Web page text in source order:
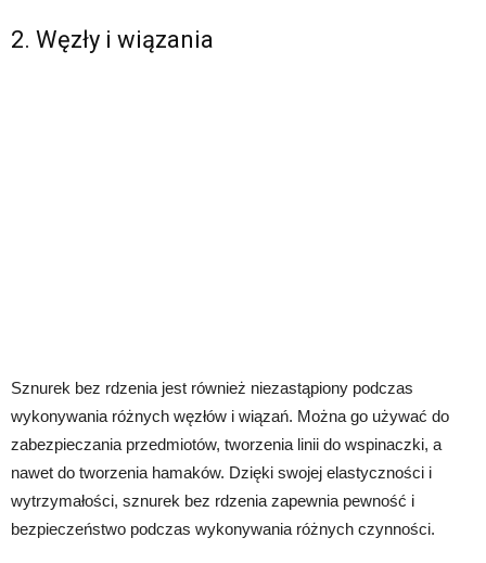
2. Węzły i wiązania
Sznurek bez rdzenia jest również niezastąpiony podczas
wykonywania różnych węzłów i wiązań. Można go używać do
zabezpieczania przedmiotów, tworzenia linii do wspinaczki, a
nawet do tworzenia hamaków. Dzięki swojej elastyczności i
wytrzymałości, sznurek bez rdzenia zapewnia pewność i
bezpieczeństwo podczas wykonywania różnych czynności.